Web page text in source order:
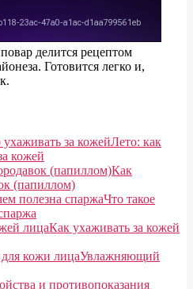
делится рецептом
Готовится легко и,
Лето: как
кожей
Как
(папиллом)
Что такое
Как ухаживать за кожей
Увлажняющий